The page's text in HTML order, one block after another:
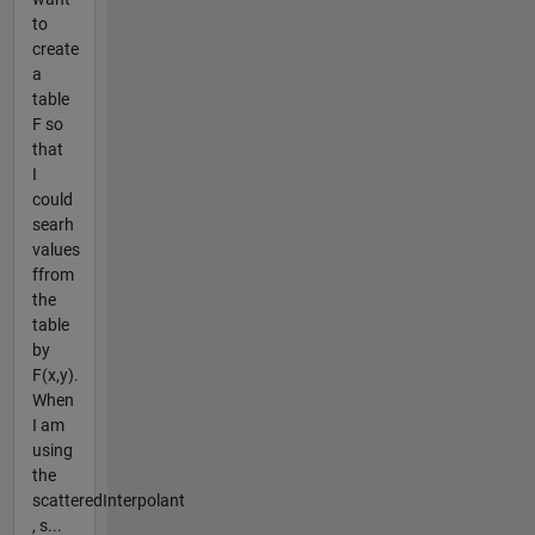
to
create
a
table
F so
that
I
could
searh
values
ffrom
the
table
by
F(x,y).
When
I am
using
the
scatteredInterpolant
, s...